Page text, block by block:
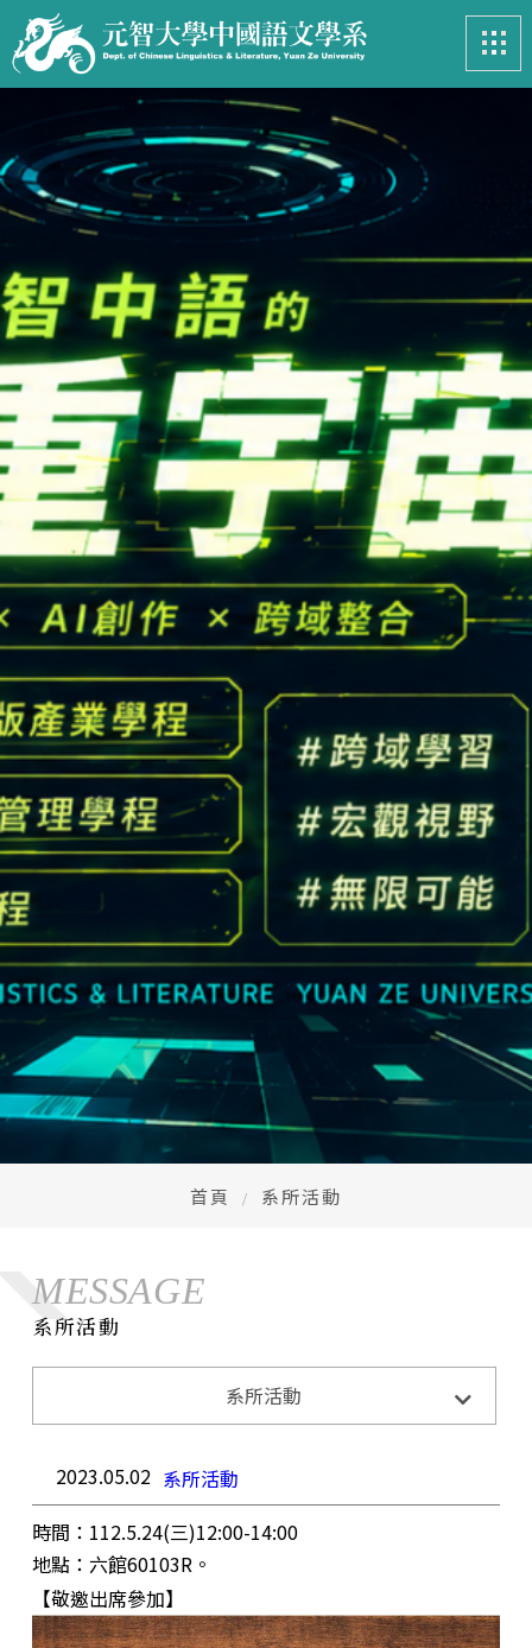
最新消息
系所簡介 Introduction
課程資訊 Course
招生專區 Admissions
學生事務 Student
亮眼足跡 Footprints
高中生懶人包 High school
CONTACT
Email：cldept@saturn.yzu.edu.tw
校本部電話：+886-3-4638800 #2706,2707
地址：桃園市中壢區遠東路 135 號  元智五館 6 樓
首頁 系所活動
MESSAGE
系所活動
系所活動系所公告 招生訊息
2023.05.02 系所活動
時間：112.5.24(三)12:00-14:00
地點：六館60103R。
【敬邀出席參加】